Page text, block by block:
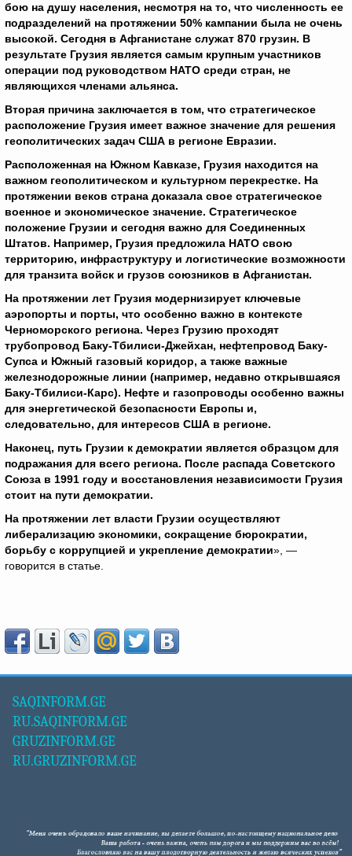
бою на душу населения, несмотря на то, что численность ее
подразделений на протяжении 50% кампании была не очень
высокой. Сегодня в Афганистане служат 870 грузин. В
результате Грузия является самым крупным участников
операции под руководством НАТО среди стран, не
являющихся членами альянса.
Вторая причина заключается в том, что стратегическое
расположение Грузия имеет важное значение для решения
геополитических задач США в регионе Евразии.
Расположенная на Южном Кавказе, Грузия находится на
важном геополитическом и культурном перекрестке. На
протяжении веков страна доказала свое стратегическое
военное и экономическое значение. Стратегическое
положение Грузии и сегодня важно для Соединенных
Штатов. Например, Грузия предложила НАТО свою
территорию, инфраструктуру и логистические возможности
для транзита войск и грузов союзников в Афганистан.
На протяжении лет Грузия модернизирует ключевые
аэропорты и порты, что особенно важно в контексте
Черноморского региона. Через Грузию проходят
трубопровод Баку-Тбилиси-Джейхан, нефтепровод Баку-
Супса и Южный газовый коридор, а также важные
железнодорожные линии (например, недавно открывшаяся
Баку-Тбилиси-Карс). Нефте и газопроводы особенно важны
для энергетической безопасности Европы и,
следовательно, для интересов США в регионе.
Наконец, путь Грузии к демократии является образцом для
подражания для всего региона. После распада Советского
Союза в 1991 году и восстановления независимости Грузия
стоит на пути демократии.
На протяжении лет власти Грузии осуществляют
либерализацию экономики, сокращение бюрократии,
борьбу с коррупцией и укрепление демократии», —
говорится в статье.
SAQINFORM.GE
RU.SAQINFORM.GE
GRUZINFORM.GE
RU.GRUZINFORM.GE